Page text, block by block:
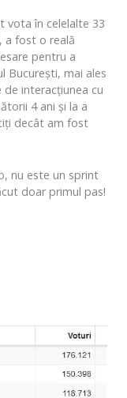
vota în celelalte 33
a fost o reală
pentru a
București, mai ales
interacțiunea cu
4 ani și la a
decât am fost
nu este un sprint
doar primul pas!